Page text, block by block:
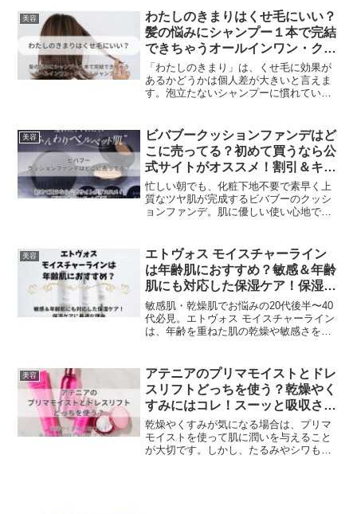
み、天然の植物性成分のみで作られてい
るため、髪と頭皮に優しく、毎日の使用
に適しています。オリーブオイルを使っ
た石鹸は洗浄力がマイルドで、皮脂を取
りすぎません。これは、頭皮にも同様
で、顔とつながっている頭皮も一緒にケ
アすることをおすすめします。
美容
わたしのきまりはくせ毛にいい？
髪の悩みにシャンプー１本で完結
できちゃうオールインワン・クリ
ームシャンプー！
「わたしのきまり」は、くせ毛に効果が
あるかどうかは個人差が大きいと言えま
す。泡立たないシャンプーに慣れている
める人や、敏感肌の人には合わない可能
性もあります。「わたしのきまり」を使
ってみた感想は、・泡立ちがほとんどな
いので、最初は洗っている感じがしなか
った。髪の毛が引っ掛かることもあっ
た。・髪の毛がキシキシせず、しっとり
とした感触だった。髪の毛がまとまりや
すくなった・乾かすと髪の毛がサラサラ
た。・頭皮の臭いが気にならなくなっ
た。頭皮に刺激を感じることはなかっ
た。という感じでした。
美容
ビバブークッションファンデはど
こに売ってる？初めて買うなら公
式サイトがオススメ！割引＆キャ
ンペーン情報
忙しい朝でも、化粧下地不要で素早く上
質なツヤ肌が完成するビバブーのクッシ
ョンファンデ。肌に優しい使い心地で、
持続します。ビバブーのクッションファ
ンデは、オンラインストアのみでご購入
いただけます。ビバブーの公式オンライ
ンショップ、主要オンラインマーケット
プレイスで購入可能です。現時点では、
実店舗での取り扱いはありません。
美容
エトヴォス モイスチャーライン
は年齢肌におすすめ？敏感＆年齢
肌にも対応した保湿ケア！保湿ケ
アに最適な理由
敏感肌・乾燥肌でお悩みの20代後半〜40
代必見。エトヴォス モイスチャーライン
は、年齢を重ねた肌の乾燥や敏感さをケ
します。
美容
アテニアのプリマモイストとドレ
スリフトどっちを使う？乾燥やく
すみにはコレ！スーッと吸収され
てしっとり柔らかに♪
乾燥やくすみが気になる場合は、プリマ
モイストを使って肌に潤いを与えること
が大切です。しかし、たるみやシワも気